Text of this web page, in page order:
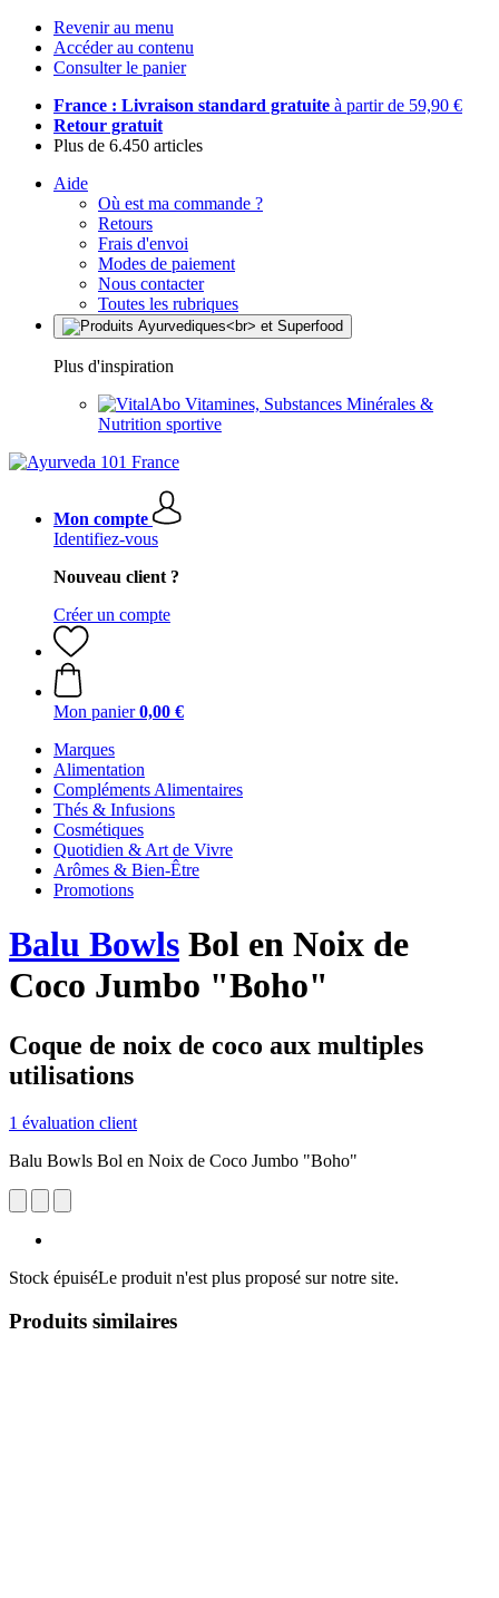
Revenir au menu
Accéder au contenu
Consulter le panier
France : Livraison standard gratuite à partir de 59,90 €
Retour gratuit
Plus de 6.450 articles
Aide
Où est ma commande ?
Retours
Frais d'envoi
Modes de paiement
Nous contacter
Toutes les rubriques
Plus d'inspiration
Vitamines, Substances Minérales &
Nutrition sportive
Mon compte
Identifiez-vous
Nouveau client ?
Créer un compte
Mon panier 0,00 €
Marques
Alimentation
Compléments Alimentaires
Thés & Infusions
Cosmétiques
Quotidien & Art de Vivre
Arômes & Bien-Être
Promotions
Balu Bowls Bol en Noix de
Coco Jumbo "Boho"
Coque de noix de coco aux multiples
utilisations
1 évaluation client
Balu Bowls Bol en Noix de Coco Jumbo "Boho"
Stock épuiséLe produit n'est plus proposé sur notre site.
Produits similaires